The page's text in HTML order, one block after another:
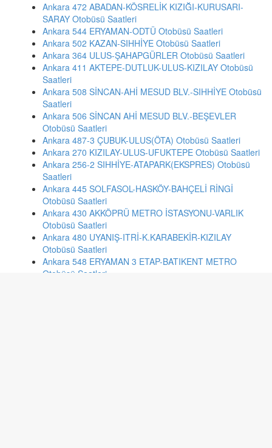
Ankara 472 ABADAN-KÖSRELİK KIZIĞI-KURUSARI-
SARAY Otobüsü Saatleri
Ankara 544 ERYAMAN-ODTÜ Otobüsü Saatleri
Ankara 502 KAZAN-SIHHİYE Otobüsü Saatleri
Ankara 364 ULUS-ŞAHAPGÜRLER Otobüsü Saatleri
Ankara 411 AKTEPE-DUTLUK-ULUS-KIZILAY Otobüsü
Saatleri
Ankara 508 SİNCAN-AHİ MESUD BLV.-SIHHİYE Otobüsü
Saatleri
Ankara 506 SİNCAN AHİ MESUD BLV.-BEŞEVLER
Otobüsü Saatleri
Ankara 487-3 ÇUBUK-ULUS(ÖTA) Otobüsü Saatleri
Ankara 270 KIZILAY-ULUS-UFUKTEPE Otobüsü Saatleri
Ankara 256-2 SIHHİYE-ATAPARK(EKSPRES) Otobüsü
Saatleri
Ankara 445 SOLFASOL-HASKÖY-BAHÇELİ RİNGİ
Otobüsü Saatleri
Ankara 430 AKKÖPRÜ METRO İSTASYONU-VARLIK
Otobüsü Saatleri
Ankara 480 UYANIŞ-ITRİ-K.KARABEKİR-KIZILAY
Otobüsü Saatleri
Ankara 548 ERYAMAN 3 ETAP-BATIKENT METRO
Otobüsü Saatleri